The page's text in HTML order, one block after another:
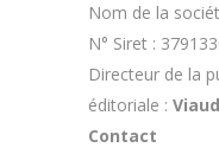
Nom de la
N° Siret :
Directeur de la
éditoriale :
Contact